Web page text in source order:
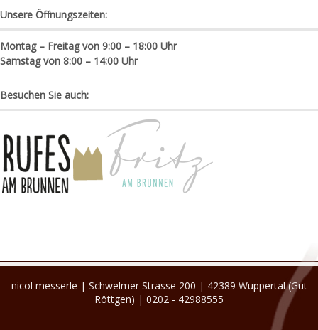
Unsere Öffnungszeiten:
Montag – Freitag von 9:00 – 18:00 Uhr
Samstag von 8:00 – 14:00 Uhr
Besuchen Sie auch:
nicol messerle | Schwelmer Strasse 200 | 42389 Wuppertal (Gut
Röttgen) | 0202 - 42988555